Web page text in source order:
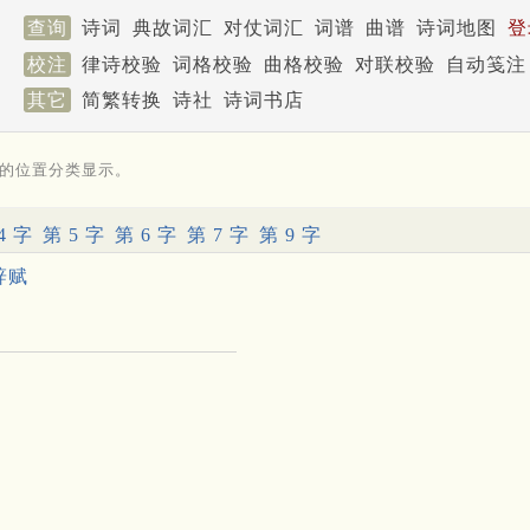
查询 诗词 典故词汇 对仗词汇 词谱 曲谱 诗词地图
校注
律诗校验 词格校验 曲格校验 对联校验
自动笺注
其它
简繁转换 诗社 诗词书店
位置分类显示。
字 第 5 字 第 6 字 第 7 字 第 9 字
赋